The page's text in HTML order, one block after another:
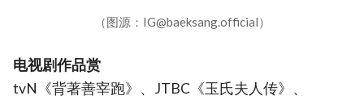
（图源：IG@baeksang.official）
电视剧作品赏
tvN《背著善宰跑》、JTBC《玉氏夫人传》、